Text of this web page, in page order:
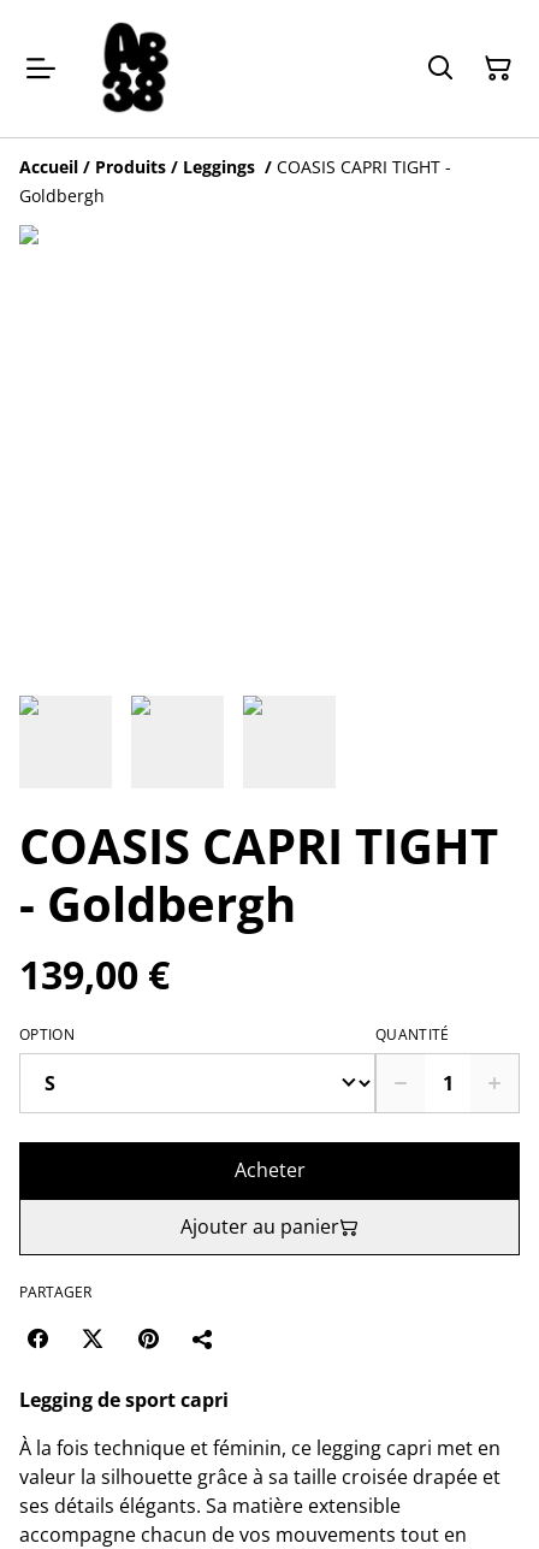
Accueil / Produits / Leggings / COASIS CAPRI TIGHT -
Goldbergh
COASIS CAPRI TIGHT
- Goldbergh
139,00 €
OPTION QUANTITÉ
Acheter
Ajouter au panier
PARTAGER
Legging de sport capri
À la fois technique et féminin, ce legging capri met en
valeur la silhouette grâce à sa taille croisée drapée et
ses détails élégants. Sa matière extensible
accompagne chacun de vos mouvements tout en